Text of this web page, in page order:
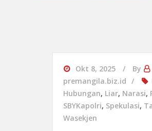
Okt 8, 2025 By
premangila.biz.id
Hubungan, Liar, Narasi,
SBYKapolri, Spekulasi,
Wasekjen